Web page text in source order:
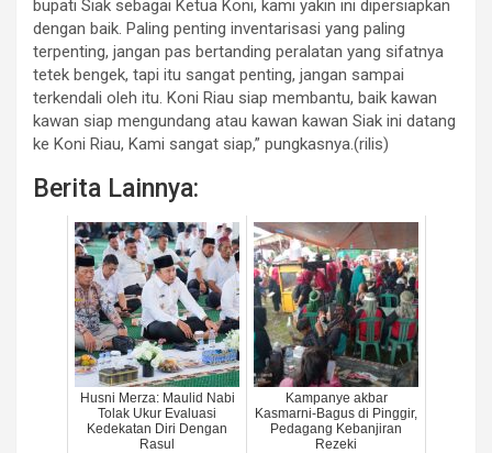
bupati Siak sebagai Ketua Koni, kami yakin ini dipersiapkan
dengan baik. Paling penting inventarisasi yang paling
terpenting, jangan pas bertanding peralatan yang sifatnya
tetek bengek, tapi itu sangat penting, jangan sampai
terkendali oleh itu. Koni Riau siap membantu, baik kawan
kawan siap mengundang atau kawan kawan Siak ini datang
ke Koni Riau, Kami sangat siap,” pungkasnya.(rilis)
Berita Lainnya:
Husni Merza: Maulid Nabi
Tolak Ukur Evaluasi
Kedekatan Diri Dengan
Rasul
Kampanye akbar
Kasmarni-Bagus di Pinggir,
Pedagang Kebanjiran
Rezeki